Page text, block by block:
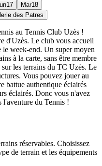
17 Mar18
des Patres
au Tennis Club Uzès !
d'Uzès. Le club vous accueil
le week-end. Un super moyen
à la carte, sans être membre
les terrains du TC Uzès. Le
Vous pouvez jouer au
battue authentique éclairés
éclairés. Donc vous n'avez
l'aventure du Tennis !
réservables. Choisissez
de terrain et les équipements